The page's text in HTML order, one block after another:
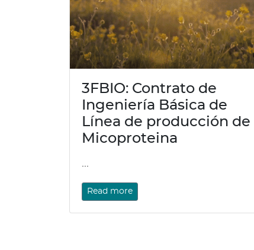
3FBIO: Contrato de
Ingeniería Básica de
Línea de producción de
Micoproteina
...
Read more